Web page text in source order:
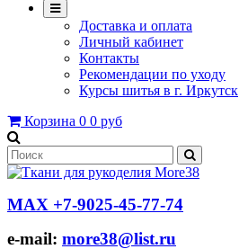
Доставка и оплата
Личный кабинет
Контакты
Рекомендации по уходу
Курсы шитья в г. Иркутск
Корзина 0 0 руб
МАХ +7-9025-45-77-74
e-mail: more38@list.ru